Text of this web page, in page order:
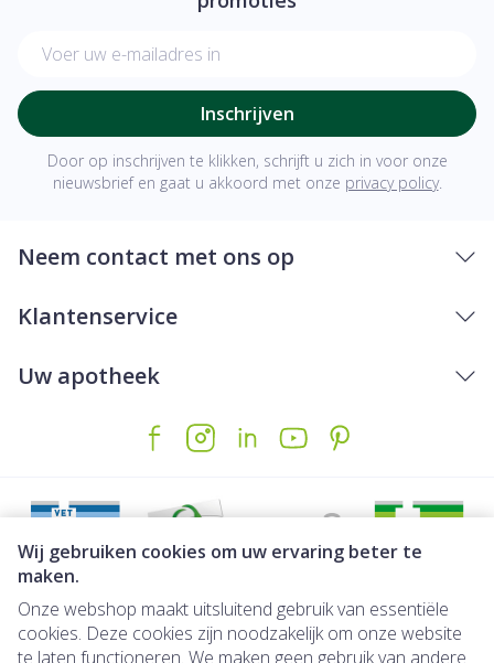
Wij gebruiken cookies om uw ervaring beter te
maken.
Onze webshop maakt uitsluitend gebruik van essentiële
cookies. Deze cookies zijn noodzakelijk om onze website
te laten functioneren. We maken geen gebruik van andere
Inschrijven
Door op inschrijven te klikken, schrijft u zich in voor onze
nieuwsbrief en gaat u akkoord met onze privacy policy.
Neem contact met ons op
Klantenservice
Uw apotheek
Juridische links